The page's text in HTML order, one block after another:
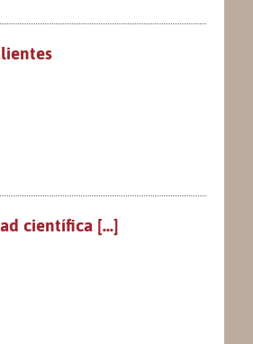
científica [...]